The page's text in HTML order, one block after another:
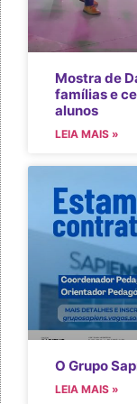
Mostra de
famílias e
alunos
LEIA MAIS »
O Grupo
LEIA MAIS »